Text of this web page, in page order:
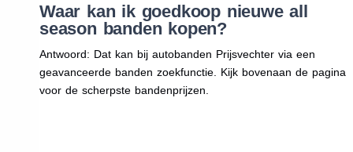
Waar kan ik goedkoop nieuwe all
season banden kopen?
Antwoord: Dat kan bij autobanden Prijsvechter via een
geavanceerde banden zoekfunctie. Kijk bovenaan de pagina
voor de scherpste bandenprijzen.